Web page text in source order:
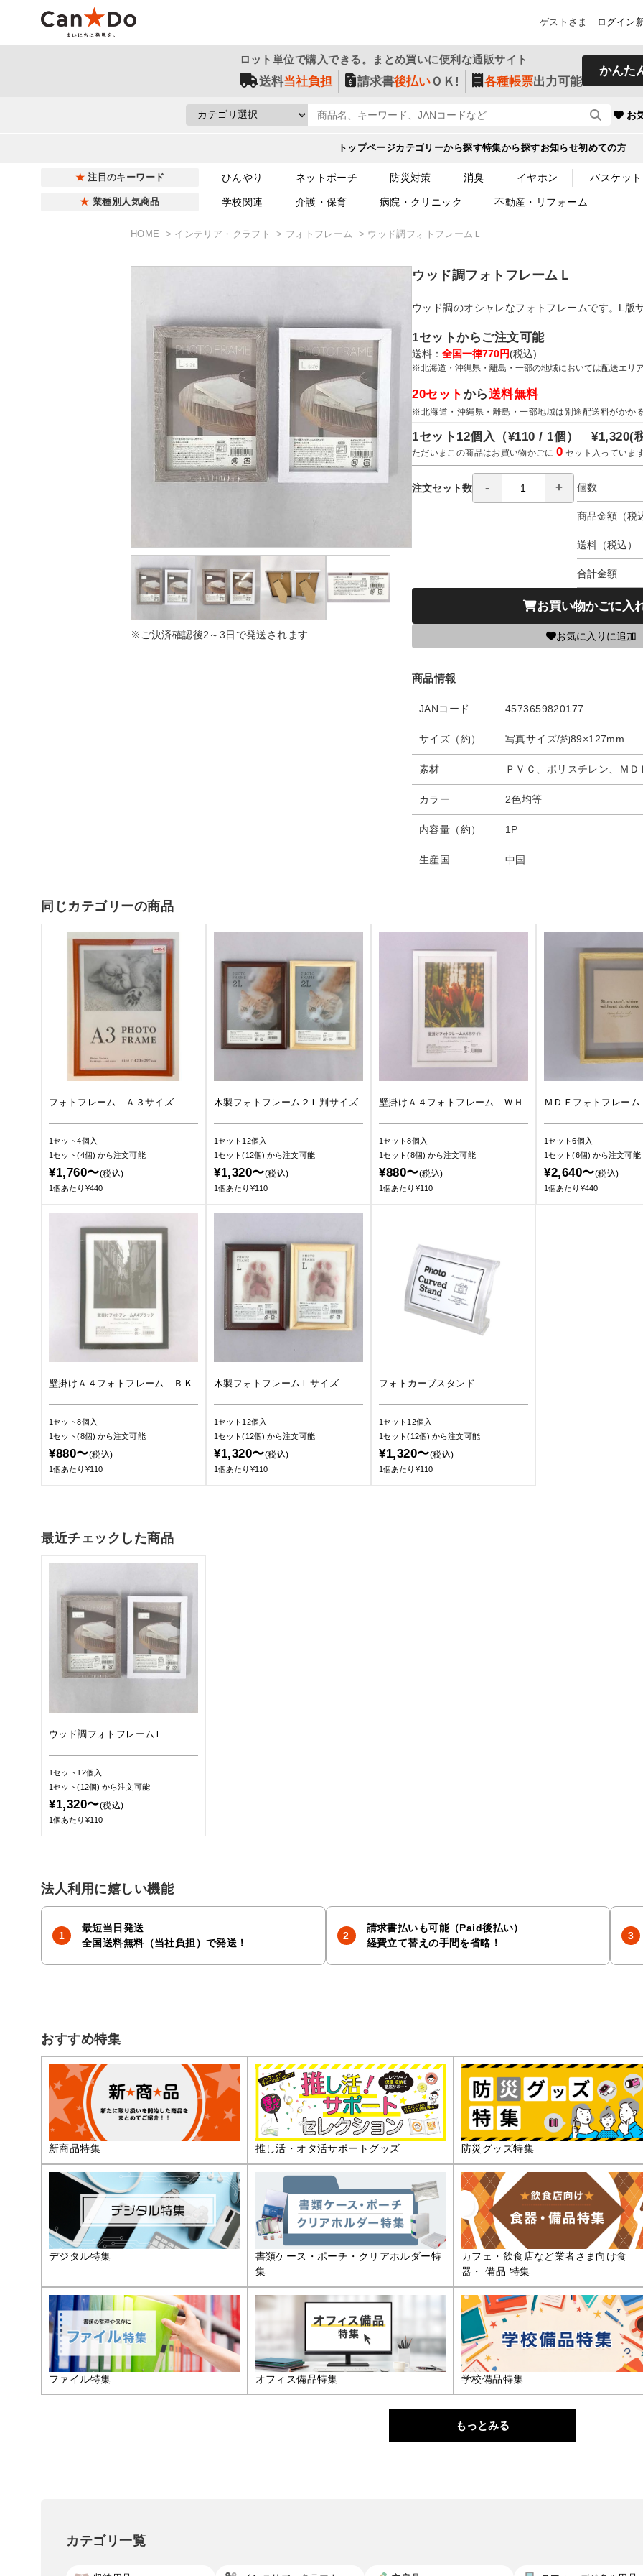
ゲストさま ログイン
ロット単位で購入できる。まとめ買いに便利な通販サイト
送料当社負担 請求書後払いＯＫ! 各種帳票出力可能
かんた
お
トップページカテゴリーから探す特集から探すお知らせ初めての方
注目のキーワード ひんやり ネットポーチ 防災対策 消臭 イヤホン バスケット
業種別人気商品 学校関連 介護・保育 病院・クリニック 不動産・リフォーム
HOME インテリア・クラフト フォトフレーム ウッド調フォトフレームＬ
※ご決済確認後2～3日で発送されます
ウッド調フォトフレームＬ
ウッド調のオシャレなフォトフレームです。L版
1セットからご注文可能
送料： 全国一律770円(税込)
※北海道・沖縄県・離島・一部の地域においては配送エリ
20セット から送料無料
※北海道・沖縄県・離島・一部地域は別途配送料がかか
1セット12個入（¥110 / 1個）¥1,320(
ただいまこの商品はお買い物かごに0 セット入っていま
注文セット数 個数
商品金額（税
送料（税込）
合計金額
お買い物かごに入
お気に入りに追加
商品情報
JANコード 4573659820177
サイズ（約） 写真サイズ/約89×127mm
素材 ＰＶＣ、ポリスチレン、ＭＤ
カラー 2色均等
内容量（約） 1P
生産国 中国
同じカテゴリーの商品
フォトフレーム Ａ３サイズ
1セット4個入
1セット(4個) から注文可能
¥1,760〜(税込)
1個あたり¥440
木製フォトフレーム２Ｌ判サイズ
1セット12個入
1セット(12個)から注文可能
¥1,320〜(税込)
1個あたり¥110
壁掛けＡ４フォトフレーム ＷＨ
1セット8個入
1セット(8個) から注文可能
¥880〜(税込)
1個あたり¥110
ＭＤＦフォトフレー
1セット6個入
1セット(6個) から注文可能
¥2,640〜(税込)
1個あたり¥440
壁掛けＡ４フォトフレーム ＢＫ
1セット8個入
1セット(8個) から注文可能
¥880〜(税込)
1個あたり¥110
木製フォトフレームＬサイズ
1セット12個入
1セット(12個)から注文可能
¥1,320〜(税込)
1個あたり¥110
フォトカーブスタンド
1セット12個入
1セット(12個)から注文可能
¥1,320〜(税込)
1個あたり¥110
最近チェックした商品
ウッド調フォトフレームＬ
1セット12個入
1セット(12個)から注文可能
¥1,320〜(税込)
1個あたり¥110
法人利用に嬉しい機能
最短当日発送
全国送料無料（当社負担）で発送！
請求書払いも可能（Paid後払い）
経費立て替えの手間を省略！
おすすめ特集
新商品特集 推し活・オタ活サポートグッズ 防災グッズ特集
デジタル特集
書類ケース・ポーチ・クリアホルダー特
集
カフェ・飲食店など業者さま向け食
器・ 備品 特集
ファイル特集 オフィス備品特集 学校備品特集
もっとみる
カテゴリ一覧